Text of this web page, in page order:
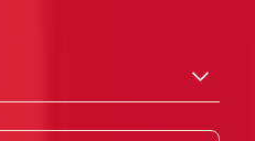
ROTE